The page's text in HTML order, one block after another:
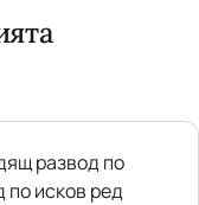
развод по
по исков ред